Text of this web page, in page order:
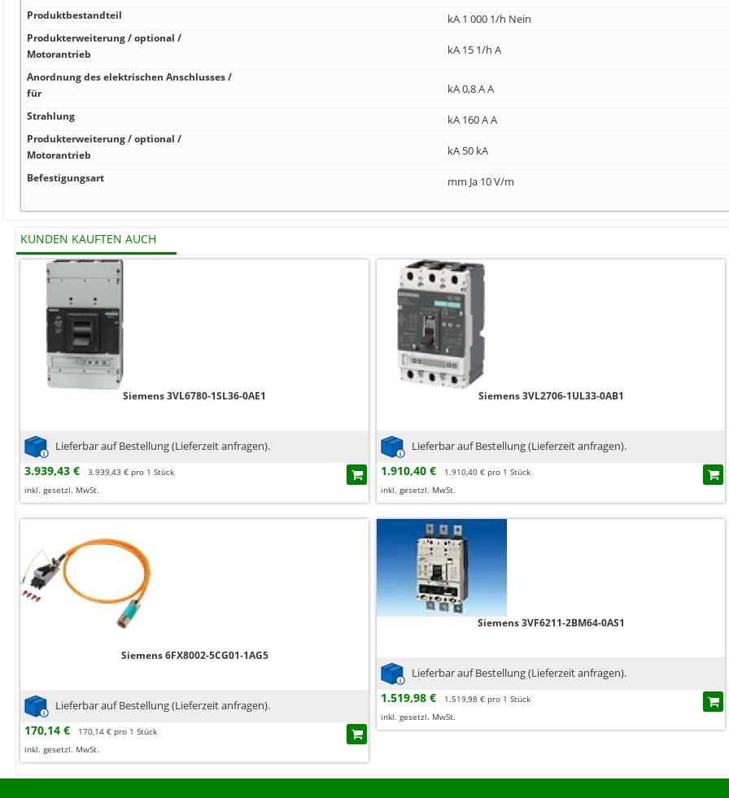
Produktbestandteil kA 1 000 1/h Nein
Produkterweiterung / optional /
Motorantrieb
kA 15 1/h A
Anordnung des elektrischen Anschlusses /
für
kA 0,8 A A
Strahlung kA 160 A A
Produkterweiterung / optional /
Motorantrieb
kA 50 kA
Befestigungsart mm Ja 10 V/m
KUNDEN KAUFTEN AUCH
Siemens 3VL6780-1SL36-0AE1
Lieferbar auf Bestellung (Lieferzeit anfragen).
3.939,43 €
3.939,43 € pro 1 Stück
inkl. gesetzl. MwSt.
Siemens 3VL2706-1UL33-0AB1
Lieferbar auf Bestellung (Lieferzeit anfragen).
1.910,40 €
1.910,40 € pro 1 Stück
inkl. gesetzl. MwSt.
Siemens 6FX8002-5CG01-1AG5
Lieferbar auf Bestellung (Lieferzeit anfragen).
170,14 €
170,14 € pro 1 Stück
inkl. gesetzl. MwSt.
Siemens 3VF6211-2BM64-0AS1
Lieferbar auf Bestellung (Lieferzeit anfragen).
1.519,98 €
1.519,98 € pro 1 Stück
inkl. gesetzl. MwSt.